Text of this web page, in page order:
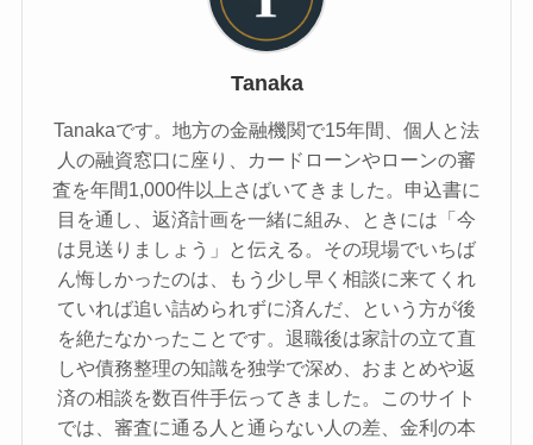
Tanaka
Tanakaです。地方の金融機関で15年間、個人と法
人の融資窓口に座り、カードローンやローンの審
査を年間1,000件以上さばいてきました。申込書に
目を通し、返済計画を一緒に組み、ときには「今
は見送りましょう」と伝える。その現場でいちば
ん悔しかったのは、もう少し早く相談に来てくれ
ていれば追い詰められずに済んだ、という方が後
を絶たなかったことです。退職後は家計の立て直
しや債務整理の知識を独学で深め、おまとめや返
済の相談を数百件手伝ってきました。このサイト
では、審査に通る人と通らない人の差、金利の本